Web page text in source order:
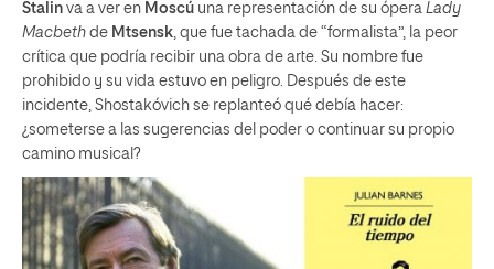
Stalin va a ver en Moscú una representación de su ópera Lady
Macbeth de Mtsensk, que fue tachada de “formalista”, la peor
crítica que podría recibir una obra de arte. Su nombre fue
prohibido y su vida estuvo en peligro. Después de este
incidente, Shostakóvich se replanteó qué debía hacer:
¿someterse a las sugerencias del poder o continuar su propio
camino musical?